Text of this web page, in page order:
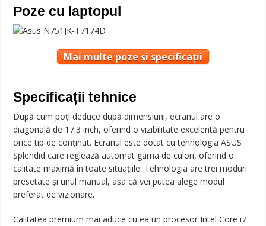
Poze cu laptopul
Mai multe poze și specificații
Specificații tehnice
După cum poți deduce după dimensiuni, ecranul are o
diagonală de 17.3 inch, oferind o vizibilitate excelentă pentru
orice tip de conținut. Ecranul este dotat cu tehnologia ASUS
Splendid care reglează automat gama de culori, oferind o
calitate maximă în toate situațiile. Tehnologia are trei moduri
presetate și unul manual, așa că vei putea alege modul
preferat de vizionare.
Calitatea premium mai aduce cu ea un procesor Intel Core i7